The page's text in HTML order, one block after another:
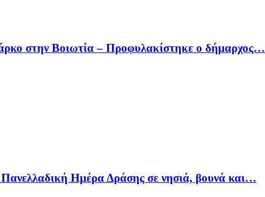
στην Βοιωτία – Προφυλακίστηκε ο δήμαρχος…
Ημέρα Δράσης σε νησιά, βουνά και…